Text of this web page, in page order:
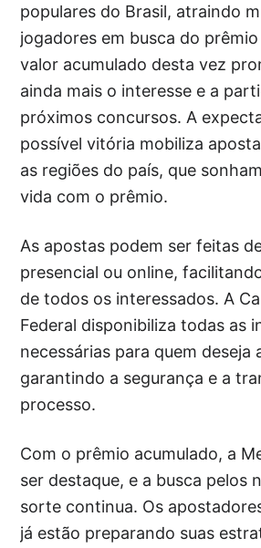
populares do Brasil, atraindo
jogadores em busca do
valor acumulado desta vez
ainda mais o interesse e a
próximos concursos. A
possível vitória mobiliza
as regiões do país, que
vida com o prêmio.
As apostas podem ser feitas
presencial ou online,
de todos os interessados. A
Federal disponibiliza todas as
necessárias para quem deseja
garantindo a segurança e a
processo.
Com o prêmio acumulado, a
ser destaque, e a busca pelos
sorte continua. Os
já estão preparando suas